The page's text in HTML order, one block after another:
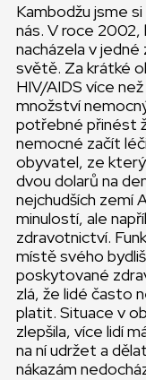
Kambodžu jsme
nás. V roce
nacházela v
světě. Za krátké
HIV/AIDS více
množství
potřebné přinést
nemocné začít
obyvatel, ze
dvou dolarů na
nejchudších zemí
minulostí, ale
zdravotnictví.
místě svého
poskytované
zlá, že lidé často
platit. Situace v
zlepšila, více lidí
na ní udržet a
nákazám